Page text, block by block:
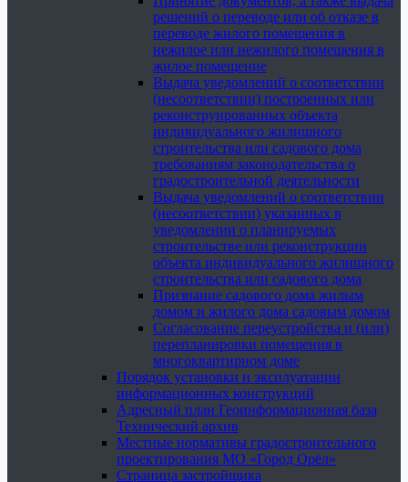
решений о переводе или об отказе в
переводе жилого помещения в
нежилое или нежилого помещения в
жилое помещение
Выдача уведомлений о соответствии
(несоответствии) построенных или
реконструированных объекта
индивидуального жилищного
строительства или садового дома
требованиям законодательства о
градостроительной деятельности
Выдача уведомлений о соответствии
(несоответствии) указанных в
уведомлении о планируемых
строительстве или реконструкции
объекта индивидуального жилищного
строительства или садового дома
Признание садового дома жилым
домом и жилого дома садовым домом
Согласование переустройства и (или)
перепланировки помещения в
многоквартирном доме
Порядок установки и эксплуатации
информационных конструкций
Адресный план Геоинформационная база
Технический архив
Местные нормативы градостроительного
проектирования МО «Город Орёл»
Страница застройщика